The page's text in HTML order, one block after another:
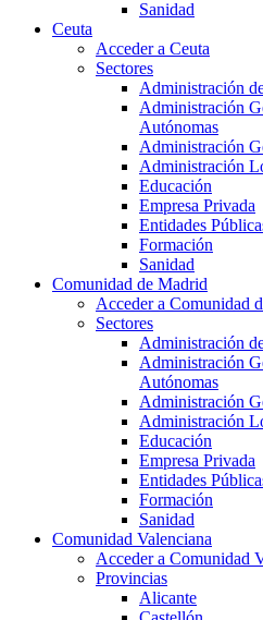
Sanidad
Ceuta
Acceder a Ceuta
Sectores
Administración
Administración
Autónomas
Administración
Administración
Educación
Empresa Privada
Entidades
Formación
Sanidad
Comunidad de Madrid
Acceder a Comunidad
Sectores
Administración
Administración
Autónomas
Administración
Administración
Educación
Empresa Privada
Entidades
Formación
Sanidad
Comunidad Valenciana
Acceder a Comunidad
Provincias
Alicante